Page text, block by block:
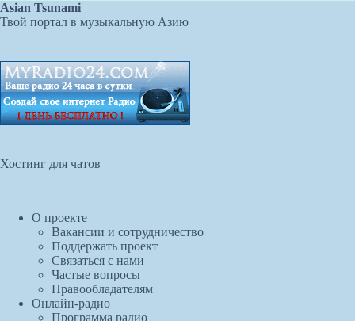
Asian Tsunami
Твой портал в музыкальную Азию
Хостинг для чатов
О проекте
Вакансии и сотрудничество
Поддержать проект
Связаться с нами
Частые вопросы
Правообладателям
Онлайн-радио
Программа радио